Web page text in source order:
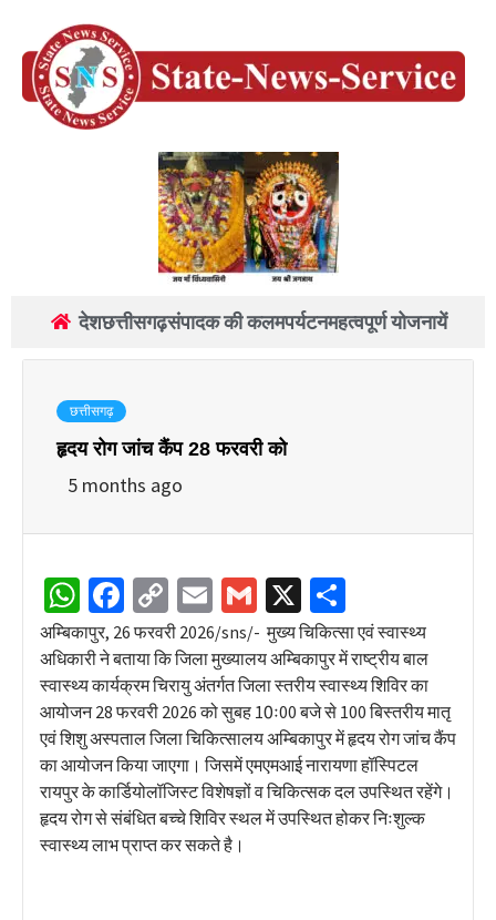
देशछत्तीसगढ़संपादक की कलमपर्यटनमहत्वपूर्ण योजनायें
छत्तीसगढ़
हृदय रोग जांच कैंप 28 फरवरी को
5 months ago
WhatsApp
Facebook
Copy
Link
EmailGmail
X
अम्बिकापुर, 26 फरवरी 2026/sns/- मुख्य चिकित्सा एवं स्वास्थ्य
अधिकारी ने बताया कि जिला मुख्यालय अम्बिकापुर में राष्ट्रीय बाल
स्वास्थ्य कार्यक्रम चिरायु अंतर्गत जिला स्तरीय स्वास्थ्य शिविर का
आयोजन 28 फरवरी 2026 को सुबह 10ः00 बजे से 100 बिस्तरीय मातृ
एवं शिशु अस्पताल जिला चिकित्सालय अम्बिकापुर में हृदय रोग जांच कैंप
का आयोजन किया जाएगा। जिसमें एमएमआई नारायणा हॉस्पिटल
रायपुर के कार्डियोलॉजिस्ट विशेषज्ञों व चिकित्सक दल उपस्थित रहेंगे।
हृदय रोग से संबंधित बच्चे शिविर स्थल में उपस्थित होकर निःशुल्क
स्वास्थ्य लाभ प्राप्त कर सकते है।